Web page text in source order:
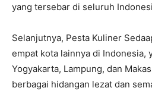
yang tersebar di seluruh
Selanjutnya, Pesta Kuliner
empat kota lainnya di Indonesia,
Yogyakarta, Lampung, dan
berbagai hidangan lezat dan